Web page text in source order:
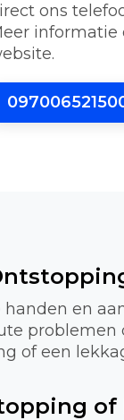
ons
informatie
en
of een
of